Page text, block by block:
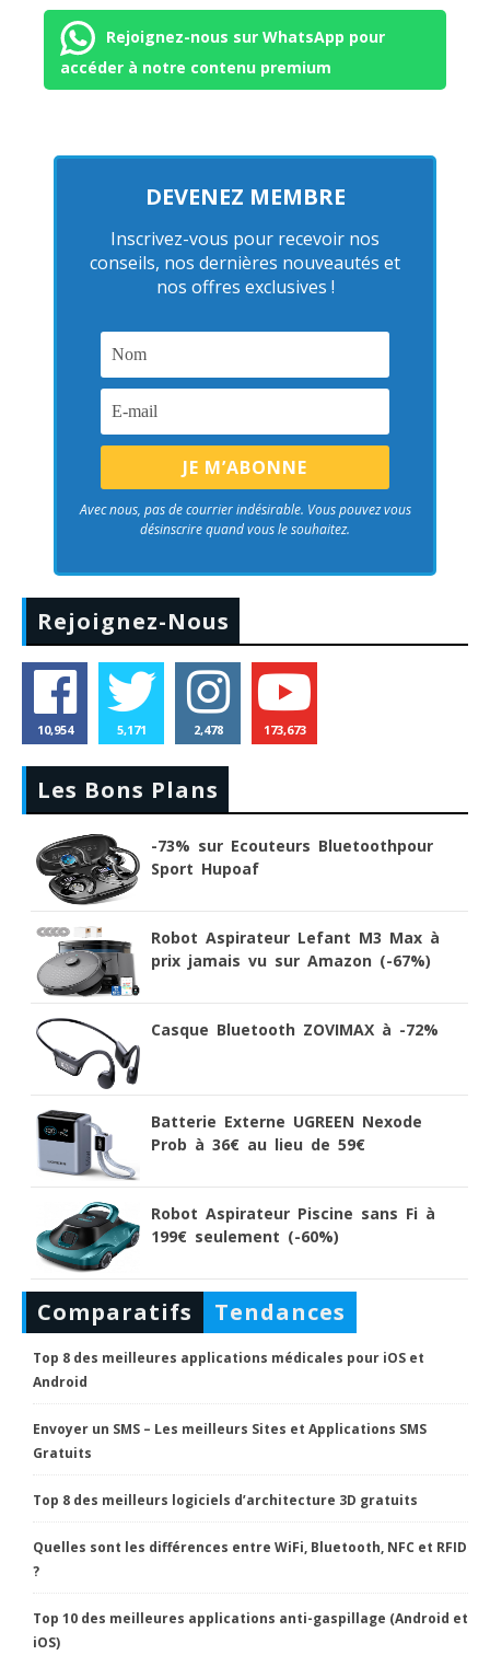
Rejoignez-nous sur WhatsApp pour
accéder à notre contenu premium
DEVENEZ MEMBRE
Inscrivez-vous pour recevoir nos
conseils, nos dernières nouveautés et
nos offres exclusives !
Avec nous, pas de courrier indésirable. Vous pouvez vous
désinscrire quand vous le souhaitez.
Rejoignez-Nous
10,954 5,171 2,478 173,673
Les Bons Plans
-73% sur Ecouteurs Bluetoothpour
Sport Hupoaf
Robot Aspirateur Lefant M3 Max à
prix jamais vu sur Amazon (-67%)
Casque Bluetooth ZOVIMAX à -72%
Batterie Externe UGREEN Nexode
Prob à 36€ au lieu de 59€
Robot Aspirateur Piscine sans Fi à
199€ seulement (-60%)
Comparatifs Tendances
Top 8 des meilleures applications médicales pour iOS et
Android
Envoyer un SMS – Les meilleurs Sites et Applications SMS
Gratuits
Top 8 des meilleurs logiciels d’architecture 3D gratuits
Quelles sont les différences entre WiFi, Bluetooth, NFC et RFID
?
Top 10 des meilleures applications anti-gaspillage (Android et
iOS)